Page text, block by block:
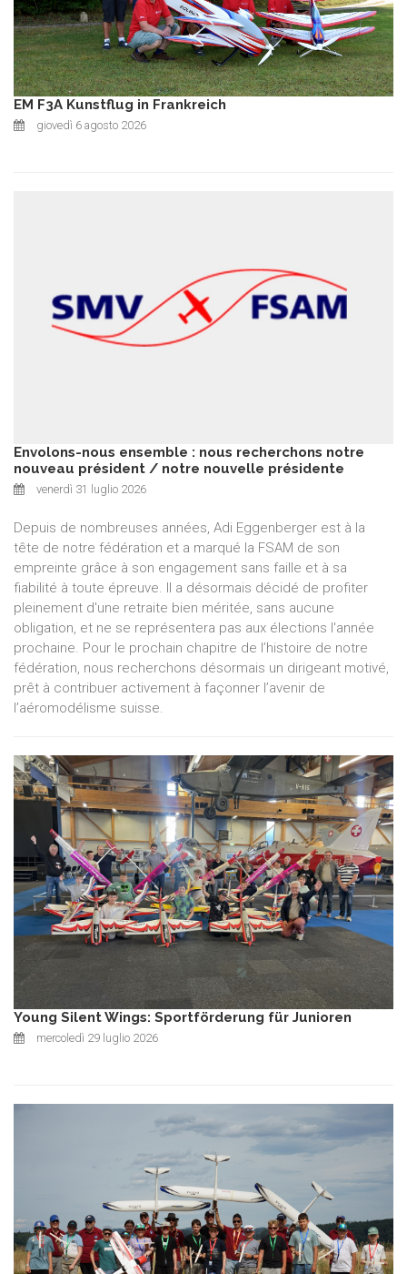
EM F3A Kunstflug in Frankreich
giovedì 6 agosto 2026
Envolons-nous ensemble : nous recherchons notre
nouveau président / notre nouvelle présidente
venerdì 31 luglio 2026
Depuis de nombreuses années, Adi Eggenberger est à la
tête de notre fédération et a marqué la FSAM de son
empreinte grâce à son engagement sans faille et à sa
fiabilité à toute épreuve. Il a désormais décidé de profiter
pleinement d'une retraite bien méritée, sans aucune
obligation, et ne se représentera pas aux élections l'année
prochaine. Pour le prochain chapitre de l’histoire de notre
fédération, nous recherchons désormais un dirigeant motivé,
prêt à contribuer activement à façonner l’avenir de
l’aéromodélisme suisse.
Young Silent Wings: Sportförderung für Junioren
mercoledì 29 luglio 2026